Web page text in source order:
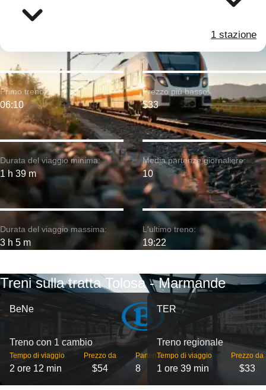
1 stazione
Durata del viaggio minima:
1 h 39 m
Primo treno:
06:10
Durata del viaggio massima:
3 h 5 m
Prezzo più basso:
$33
Media partenze giornaliere:
10
L'ultimo treno:
19:22
Treni sulla tratta Tolosa - Marmande
BeNe
Treno con 1 cambio
Tempo di viaggio
2 ore 12 min
Prezzo da
$54
Partenze
8
TER
Treno regionale
Tempo di viaggio
1 ore 39 min
Prezzo da
$33